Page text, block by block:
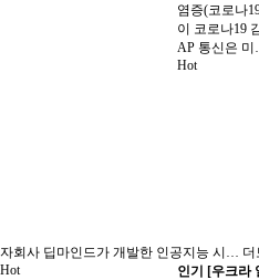
염증(코로나
이 코로나19
AP 통신은 미
Hot
자회사 딥마인드가 개발한 인공지능 시… 더
Hot
인기 [우크라